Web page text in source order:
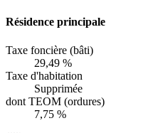
Résidence principale
Taxe foncière (bâti)
29,49 %
Taxe d'habitation
Supprimée
dont TEOM (ordures)
7,75 %